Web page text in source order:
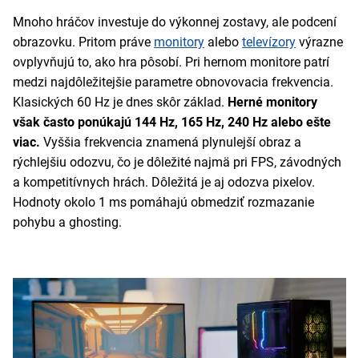
Mnoho hráčov investuje do výkonnej zostavy, ale podcení
obrazovku. Pritom práve monitory alebo televízory výrazne
ovplyvňujú to, ako hra pôsobí. Pri hernom monitore patrí
medzi najdôležitejšie parametre obnovovacia frekvencia.
Klasických 60 Hz je dnes skôr základ. Herné monitory
však často ponúkajú 144 Hz, 165 Hz, 240 Hz alebo ešte
viac. Vyššia frekvencia znamená plynulejší obraz a
rýchlejšiu odozvu, čo je dôležité najmä pri FPS, závodných
a kompetitívnych hrách. Dôležitá je aj odozva pixelov.
Hodnoty okolo 1 ms pomáhajú obmedziť rozmazanie
pohybu a ghosting.